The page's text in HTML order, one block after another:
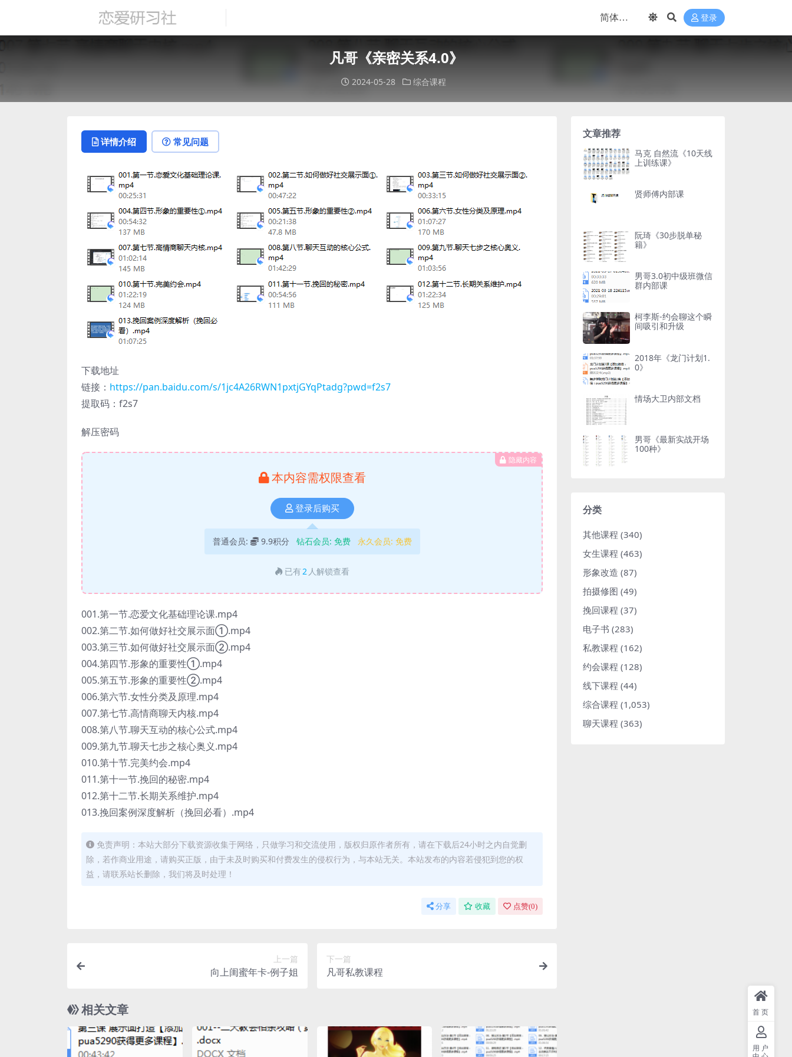
登录
凡哥《亲密关系4.0》
2024-05-28 综合课程
详情介绍 常见问题
下载地址
链接： https://pan.baidu.com/s/1jc4A26RWN1pxtjGYqPtadg?pwd=f2s7
提取码：f2s7
解压密码
隐藏内容
本内容需权限查看
登录后购买
普通会员: 9.9积分 钻石会员: 免费 永久会员: 免费
已有2 人解锁查看
001.第一节.恋爱文化基础理论课.mp4
002.第二节.如何做好社交展示面①.mp4
003.第三节.如何做好社交展示面②.mp4
004.第四节.形象的重要性①.mp4
005.第五节.形象的重要性②.mp4
006.第六节.女性分类及原理.mp4
007.第七节.高情商聊天内核.mp4
008.第八节.聊天互动的核心公式.mp4
009.第九节.聊天七步之核心奥义.mp4
010.第十节.完美约会.mp4
011.第十一节.挽回的秘密.mp4
012.第十二节.长期关系维护.mp4
013.挽回案例深度解析（挽回必看）.mp4
免责声明：本站大部分下载资源收集于网络，只做学习和交流使用，版权归原作者所有，请在下载后24小时之内自觉删
除，若作商业用途，请购买正版，由于未及时购买和付费发生的侵权行为，与本站无关。本站发布的内容若侵犯到您的权
益，请联系站长删除，我们将及时处理！
分享 收藏 点赞(0)
上一篇
向上闺蜜年卡-例子姐
下一篇
凡哥私教课程
相关文章
文章推荐
马克 自然流《10天线
上训练课》
贤师傅内部课
阮琦《30步脱单秘
籍》
男哥3.0初中级班微信
群内部课
柯李斯-约会聊这个瞬
间吸引和升级
2018年《龙门计划1.
0》
情场大卫内部文档
男哥《最新实战开场
100种》
分类
其他课程 (340)
女生课程 (463)
形象改造 (87)
拍摄修图 (49)
挽回课程 (37)
电子书 (283)
私教课程 (162)
约会课程 (128)
线下课程 (44)
综合课程 (1,053)
聊天课程 (363)
首页
用户